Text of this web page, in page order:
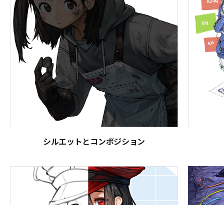
シルエットとコンポジション